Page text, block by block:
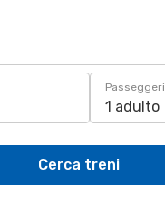
Passeggeri
1 adulto
Cerca treni